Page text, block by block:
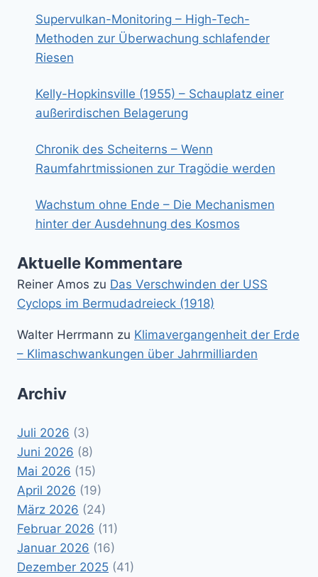
Supervulkan-Monitoring – High-Tech-
Methoden zur Überwachung schlafender
Riesen
Kelly-Hopkinsville (1955) – Schauplatz einer
außerirdischen Belagerung
Chronik des Scheiterns – Wenn
Raumfahrtmissionen zur Tragödie werden
Wachstum ohne Ende – Die Mechanismen
hinter der Ausdehnung des Kosmos
Aktuelle Kommentare
Reiner Amos zu Das Verschwinden der USS
Cyclops im Bermudadreieck (1918)
Walter Herrmann zu Klimavergangenheit der Erde
– Klimaschwankungen über Jahrmilliarden
Archiv
Juli 2026 (3)
Juni 2026 (8)
Mai 2026 (15)
April 2026 (19)
März 2026 (24)
Februar 2026 (11)
Januar 2026 (16)
Dezember 2025 (41)